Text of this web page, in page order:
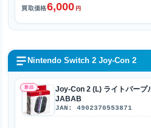
買取価格6,000 円
Nintendo Switch 2 Joy-Con 2
新品
Joy-Con 2 (L) ライトパープ
JABAB
JAN: 4902370553871